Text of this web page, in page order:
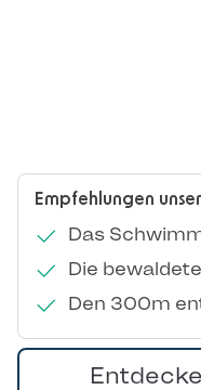
Empfehlungen
Das
Die
Den 300m